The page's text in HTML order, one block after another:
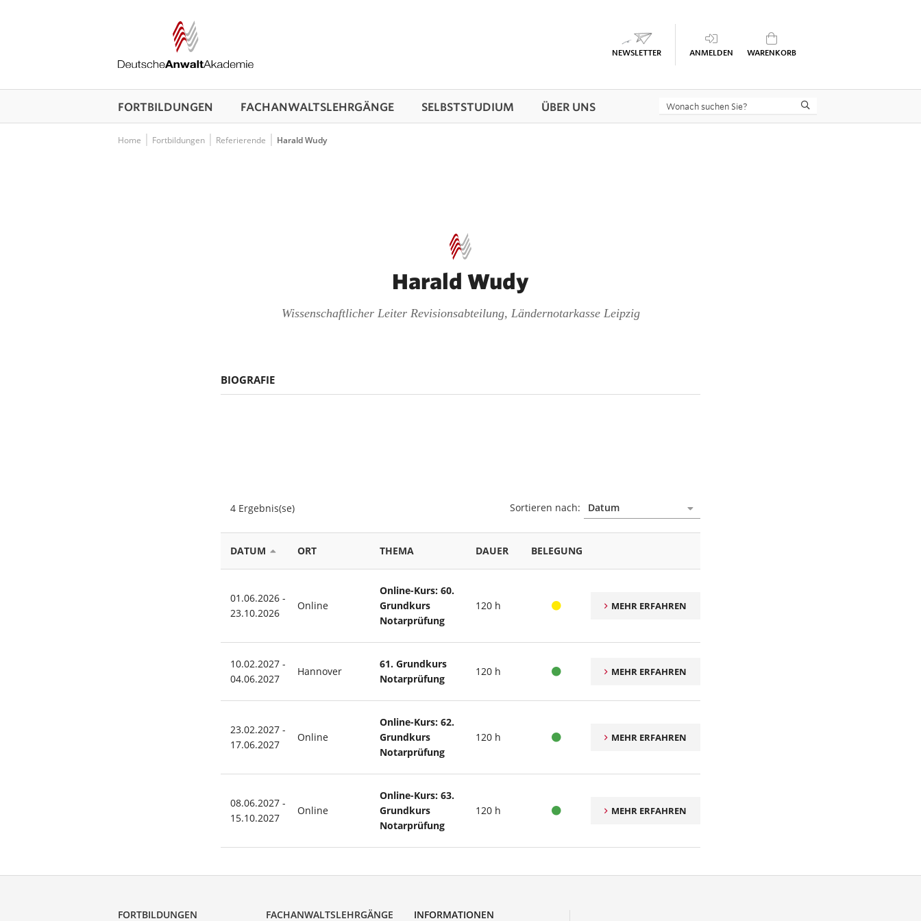
FORTBILDUNGEN FACHANWALTS­LEHRGÄNGE SELBSTSTUDIUM ÜBER UNS
Home Fortbildungen Referierende Harald Wudy
Harald Wudy
Wissenschaftlicher Leiter Revisionsabteilung, Ländernotarkasse Leipzig
BIOGRAFIE
4 Ergebnis(se) Sortieren nach:
THEMA
DATUM ORT BELEGUNG
DAUER
Online-Kurs: 60.
Grundkurs
Notarprüfung
01.06.2026 -
23.10.2026
Online 120 h MEHR ERFAHREN
61. Grundkurs
Notarprüfung
10.02.2027 -
04.06.2027
Hannover 120 h MEHR ERFAHREN
Online-Kurs: 62.
Grundkurs
Notarprüfung
23.02.2027 -
17.06.2027
Online 120 h MEHR ERFAHREN
Online-Kurs: 63.
Grundkurs
Notarprüfung
08.06.2027 -
15.10.2027
Online 120 h MEHR ERFAHREN
FORTBILDUNGEN FACHANWALTSLEHRGÄNGE INFORMATIONEN